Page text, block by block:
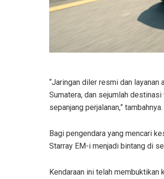
“Jaringan diler resmi dan
Sumatera, dan sejumlah
sepanjang perjalanan,” tambahnya.
Bagi pengendara yang mencari
Starray EM-i menjadi bintang di
Kendaraan ini telah membuktikan